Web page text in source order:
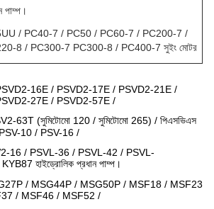
/ PC40-7 / PC50 / PC60-7 / PC200-7 /
8 / PC300-7 PC300-8 / PC400-7 সুইং মোটর
16E / PSVD2-17E / PSVD2-21E /
27E / PSVD2-57E /
63T (সুমিটোমো 120 / সুমিটোমো 265) / পিএসভিএস
10 / PSV-16 /
16 / PSVL-36 / PSVL-42 / PSVL-
হাইড্রোলিক প্রধান পাম্প।
/ MSG44P / MSG50P / MSF18 / MSF23
/ MSF46 / MSF52 /